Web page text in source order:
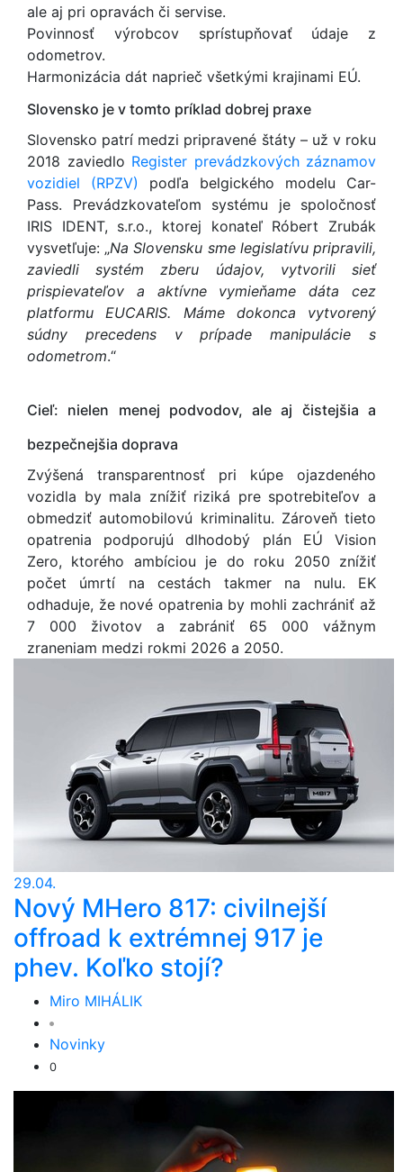
ale aj pri opravách či servise.
Povinnosť výrobcov sprístupňovať údaje z
odometrov.
Harmonizácia dát naprieč všetkými krajinami EÚ.
Slovensko je v tomto príklad dobrej praxe
Slovensko patrí medzi pripravené štáty – už v roku
2018 zaviedlo Register prevádzkových záznamov
vozidiel (RPZV) podľa belgického modelu Car-
Pass. Prevádzkovateľom systému je spoločnosť
IRIS IDENT, s.r.o., ktorej konateľ Róbert Zrubák
vysvetľuje: „Na Slovensku sme legislatívu pripravili,
zaviedli systém zberu údajov, vytvorili sieť
prispievateľov a aktívne vymieňame dáta cez
platformu EUCARIS. Máme dokonca vytvorený
súdny precedens v prípade manipulácie s
odometrom.“
Cieľ: nielen menej podvodov, ale aj čistejšia a
bezpečnejšia doprava
Zvýšená transparentnosť pri kúpe ojazdeného
vozidla by mala znížiť riziká pre spotrebiteľov a
obmedziť automobilovú kriminalitu. Zároveň tieto
opatrenia podporujú dlhodobý plán EÚ Vision
Zero, ktorého ambíciou je do roku 2050 znížiť
počet úmrtí na cestách takmer na nulu. EK
odhaduje, že nové opatrenia by mohli zachrániť až
7 000 životov a zabrániť 65 000 vážnym
zraneniam medzi rokmi 2026 a 2050.
29.04.
Nový MHero 817: civilnejší
offroad k extrémnej 917 je
phev. Koľko stojí?
Miro MIHÁLIK
Novinky
0